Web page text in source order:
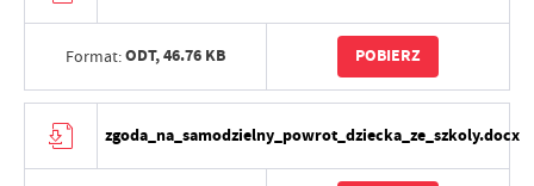
Format:ODT,46.76 KB POBIERZ
zgoda_na_samodzielny_powrot_dziecka_ze_szkoly.docx